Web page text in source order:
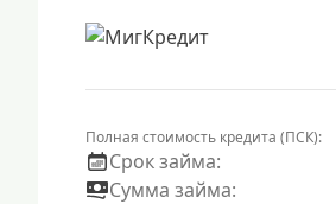
Полная стоимость кредита (ПСК):
Срок займа:
Сумма займа: